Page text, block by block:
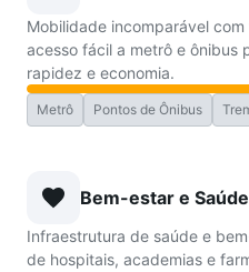
Mobilidade incomparável
acesso fácil a metrô e ônibus
rapidez e economia.
Metrô Pontos de Ônibus
Bem-estar e Saúde
Infraestrutura de saúde e
de hospitais, academias e